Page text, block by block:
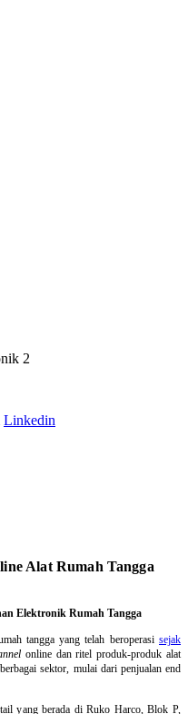
Linkedin
Alat Rumah Tangga
Elektronik Rumah Tangga
tanggayang telah beroperasisejak
online dan ritel produk-produk alat
sektor, mulai dari penjualan end
yang berada di Ruko Harco, Blok P,